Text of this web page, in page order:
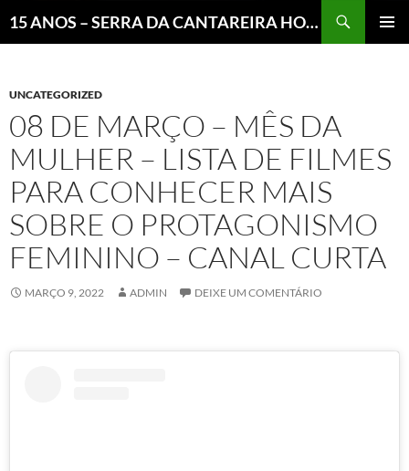
15 ANOS – SERRA DA CANTAREIRA HOJE E COTIDIANO DO BRASIL E DO MUNDO
UNCATEGORIZED
08 DE MARÇO – MÊS DA
MULHER – LISTA DE FILMES
PARA CONHECER MAIS
SOBRE O PROTAGONISMO
FEMININO – CANAL CURTA
MARÇO 9, 2022 ADMIN DEIXE UM COMENTÁRIO